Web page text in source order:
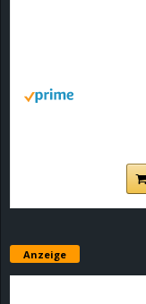
Anzeige